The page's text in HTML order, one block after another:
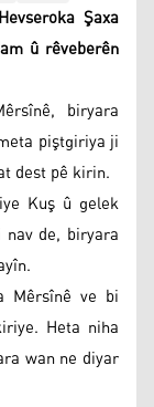
Şaxa
û rêveberên
biryara
piştgiriya ji
dest pê kirin.
Kuş û gelek
de, biryara
Mêrsînê ve bi
Heta niha
wan ne diyar